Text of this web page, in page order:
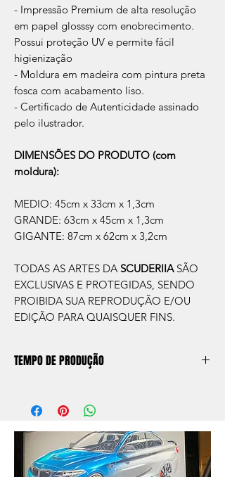
- Impressão Premium de alta resolução
em papel glosssy com enobrecimento.
Possui proteção UV e permite fácil
higienização
- Moldura em madeira com pintura preta
fosca com acabamento liso.
- Certificado de Autenticidade assinado
pelo ilustrador.
DIMENSÕES DO PRODUTO (com
moldura):
MEDIO: 45cm x 33cm x 1,3cm
GRANDE: 63cm x 45cm x 1,3cm
GIGANTE: 87cm x 62cm x 3,2cm
TODAS AS ARTES DA SCUDERIIA SÃO
EXCLUSIVAS E PROTEGIDAS, SENDO
PROIBIDA SUA REPRODUÇÃO E/OU
EDIÇÃO PARA QUAISQUER FINS.
TEMPO DE PRODUÇÃO
aprox. 5 dias úteis, após a confirmação de
compra.
Após a produçao, seguimos com o envio
no endereço que nos for informado na
compra ou disponibilizaremos para retirada